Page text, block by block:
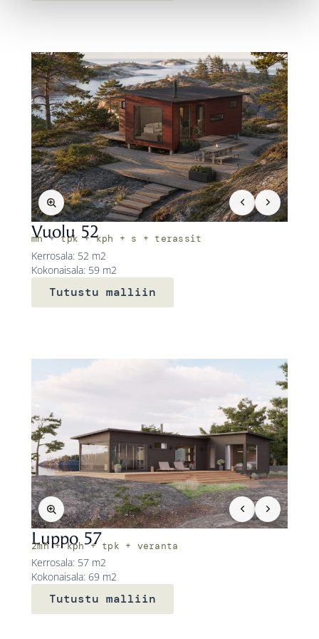
Vuolu 52
mh + tpk + kph + s + terassit
Kerrosala: 52 m2
Kokonaisala: 59 m2
Tutustu malliin
Luppo 57
2mh + kph + tpk + veranta
Kerrosala: 57 m2
Kokonaisala: 69 m2
Tutustu malliin